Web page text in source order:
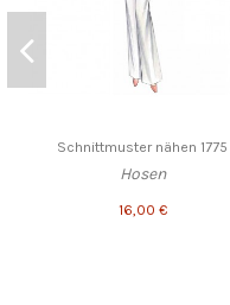
Schnittmuster nähen 1775
Hosen
16,00 €